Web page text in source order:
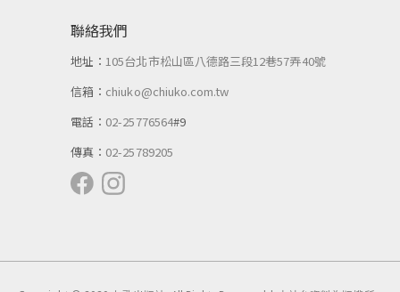
聯絡我們
地址： 105台北市松山區八德路三段12巷57弄40號
信箱： chiuko@chiuko.com.tw
電話： 02-25776564#9
傳真： 02-25789205